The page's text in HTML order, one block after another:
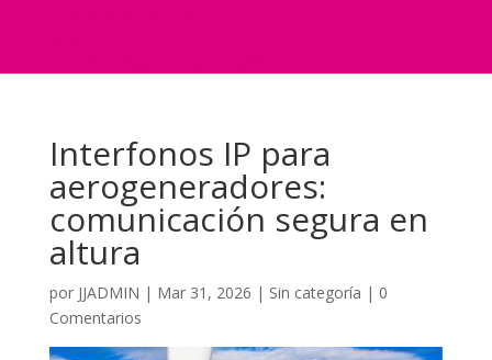
Interfonos IP para
aerogeneradores:
comunicación segura en
altura
por JJADMIN | Mar 31, 2026 | Sin categoría | 0
Comentarios